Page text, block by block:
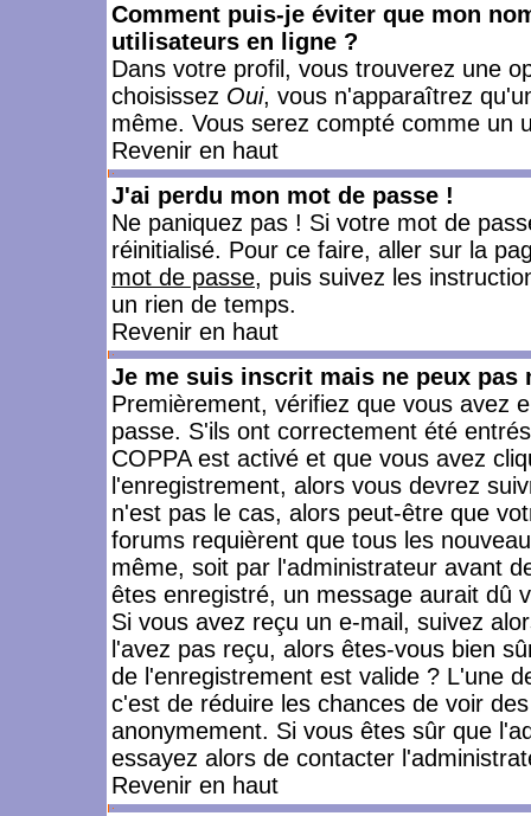
Comment puis-je éviter que mon
utilisateurs en ligne ?
Dans votre profil, vous trouverez une
choisissez Oui, vous n'apparaîtrez
même. Vous serez compté comme un
Revenir en haut
J'ai perdu mon mot de passe !
Ne paniquez pas ! Si votre mot de
réinitialisé. Pour ce faire, aller sur la
mot de passe, puis suivez les
un rien de temps.
Revenir en haut
Je me suis inscrit mais ne peux pas
Premièrement, vérifiez que vous avez
passe. S'ils ont correctement été
COPPA est activé et que vous avez
l'enregistrement, alors vous devrez
n'est pas le cas, alors peut-être que
forums requièrent que tous les
même, soit par l'administrateur avant
êtes enregistré, un message aurait dû
Si vous avez reçu un e-mail, suivez
l'avez pas reçu, alors êtes-vous bien
de l'enregistrement est valide ? L'une
c'est de réduire les chances de voir
anonymement. Si vous êtes sûr que
essayez alors de contacter
Revenir en haut